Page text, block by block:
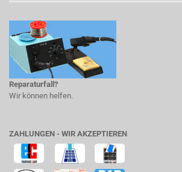
Reparaturfall?
Wir können helfen.
ZAHLUNGEN - WIR AKZEPTIEREN